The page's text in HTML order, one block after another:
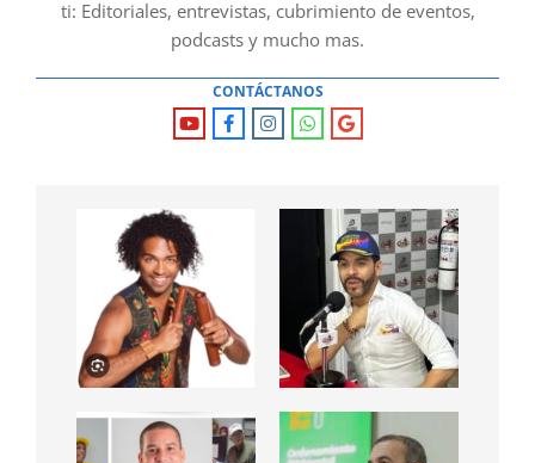
ti: Editoriales, entrevistas, cubrimiento de eventos,
podcasts y mucho mas.
CONTÁCTANOS